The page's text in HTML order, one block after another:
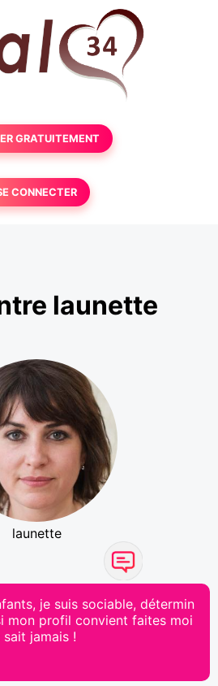
GRATUITEMENT
CONNECTER
launette
launette
je suis sociable, détermin
mon profil convient faites moi
jamais !